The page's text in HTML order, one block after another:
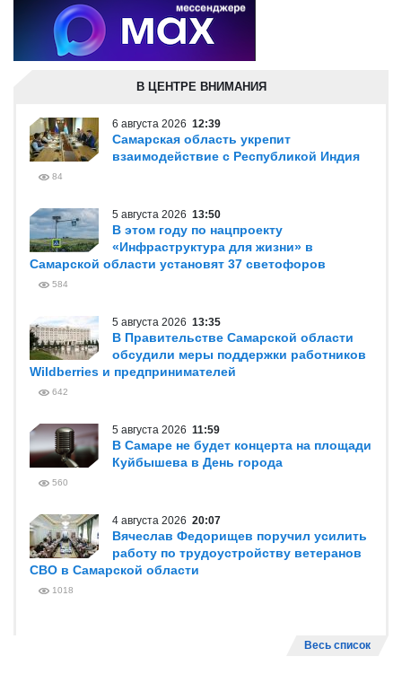
В ЦЕНТРЕ ВНИМАНИЯ
6 августа 2026 12:39
Самарская область укрепит
взаимодействие с Республикой Индия
84
5 августа 2026 13:50
В этом году по нацпроекту
«Инфраструктура для жизни» в
Самарской области установят 37 светофоров
584
5 августа 2026 13:35
В Правительстве Самарской области
обсудили меры поддержки работников
Wildberries и предпринимателей
642
5 августа 2026 11:59
В Самаре не будет концерта на площади
Куйбышева в День города
560
4 августа 2026 20:07
Вячеслав Федорищев поручил усилить
работу по трудоустройству ветеранов
СВО в Самарской области
1018
Весь список